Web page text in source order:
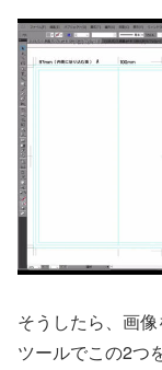
そうしたら、画
ツールでこの2つ